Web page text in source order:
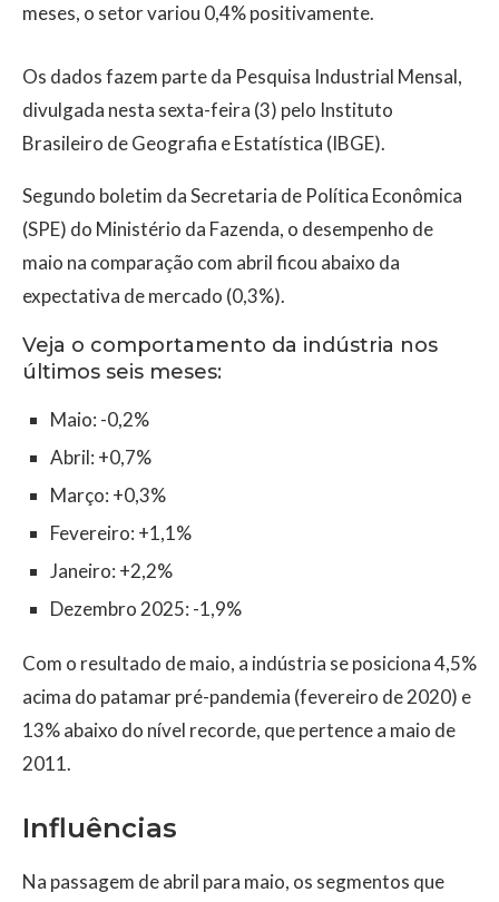
meses, o setor variou 0,4% positivamente.
Os dados fazem parte da Pesquisa Industrial Mensal,
divulgada nesta sexta-feira (3) pelo Instituto
Brasileiro de Geografia e Estatística (IBGE).
Segundo boletim da Secretaria de Política Econômica
(SPE) do Ministério da Fazenda, o desempenho de
maio na comparação com abril ficou abaixo da
expectativa de mercado (0,3%).
Veja o comportamento da indústria nos
últimos seis meses:
Maio: -0,2%
Abril: +0,7%
Março: +0,3%
Fevereiro: +1,1%
Janeiro: +2,2%
Dezembro 2025: -1,9%
Com o resultado de maio, a indústria se posiciona 4,5%
acima do patamar pré-pandemia (fevereiro de 2020) e
13% abaixo do nível recorde, que pertence a maio de
2011.
Influências
Na passagem de abril para maio, os segmentos que